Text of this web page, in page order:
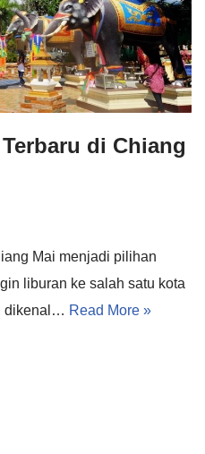
di Chiang
Mai menjadi pilihan
liburan ke salah satu kota
dikenal… Read More »